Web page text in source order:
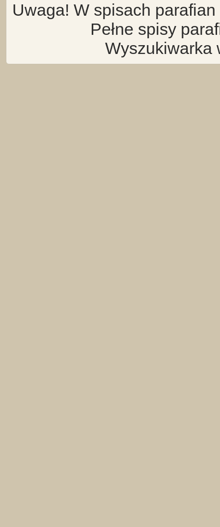
Uwaga! W spisach
Pełne spisy
Wyszukiwarka